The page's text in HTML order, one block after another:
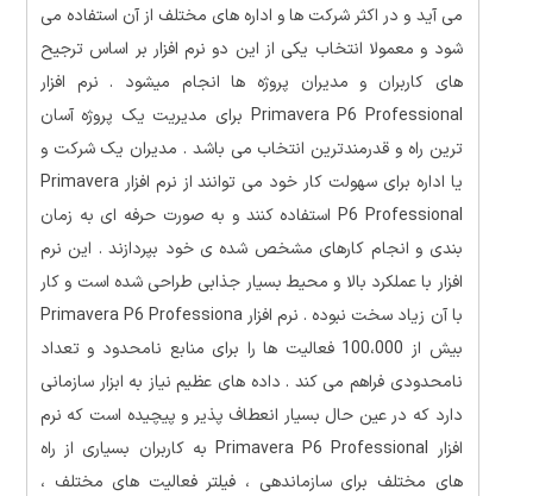
می آید و در اکثر شرکت ها و اداره های مختلف از آن استفاده می
شود و معمولا انتخاب یکی از این دو نرم افزار بر اساس ترجیح
های کاربران و مدیران پروژه ها انجام میشود . نرم افزار
Primavera P6 Professional برای مدیریت یک پروژه آسان
ترین راه و قدرمندترین انتخاب می باشد . مدیران یک شرکت و
یا اداره برای سهولت کار خود می توانند از نرم افزار Primavera
P6 Professional استفاده کنند و به صورت حرفه ای به زمان
بندی و انجام کارهای مشخص شده ی خود بپردازند . این نرم
افزار با عملکرد بالا و محیط بسیار جذابی طراحی شده است و کار
با آن زیاد سخت نبوده . نرم افزار Primavera P6 Professiona
بیش از 100،000 فعالیت ها را برای منابع نامحدود و تعداد
نامحدودی فراهم می کند . داده های عظیم نیاز به ابزار سازمانی
دارد که در عین حال بسیار انعطاف پذیر و پیچیده است که نرم
افزار Primavera P6 Professional به کاربران بسیاری از راه
های مختلف برای سازماندهی ، فیلتر فعالیت های مختلف ،